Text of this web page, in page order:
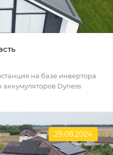
на базе инвертора
аккумуляторов Dyness
29.08.2024